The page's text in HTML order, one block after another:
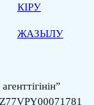
КІРУ
ЖАЗЫЛУ